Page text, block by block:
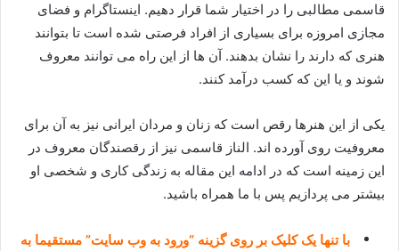
قاسمی مطالبی را در اختیار شما قرار دهیم. اینستاگرام و فضای
مجازی امروزه برای بسیاری از افراد فرصتی شده است تا بتوانند
هنری که دارند را نشان بدهند. آن ها از این راه می توانند معروف
شوند و یا این که کسب درآمد کنند.
یکی از این هنرها رقص است که زنان و مردان ایرانی نیز به آن برای
معروفیت روی آورده اند. الناز قاسمی نیز از رقصندگان معروف در
این زمینه است که در ادامه این مقاله به زندگی کاری و شخصی او
بیشتر می پردازیم پس با ما همراه باشید.
با تنها یک کلیک بر روی گزینه “ورود به وب سایت” مستقیما به